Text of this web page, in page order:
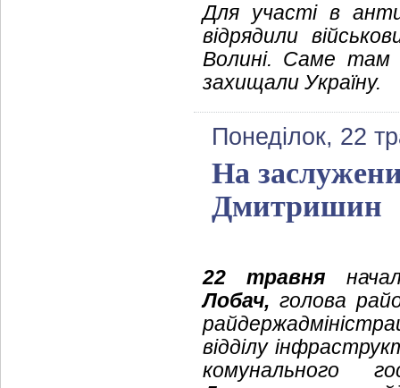
Для участі в
відрядили
Волині. Саме там
захищали Україну.
Понеділок, 22
На
Дмитришин
22 травня
Лобач, голова
відділу
комунального